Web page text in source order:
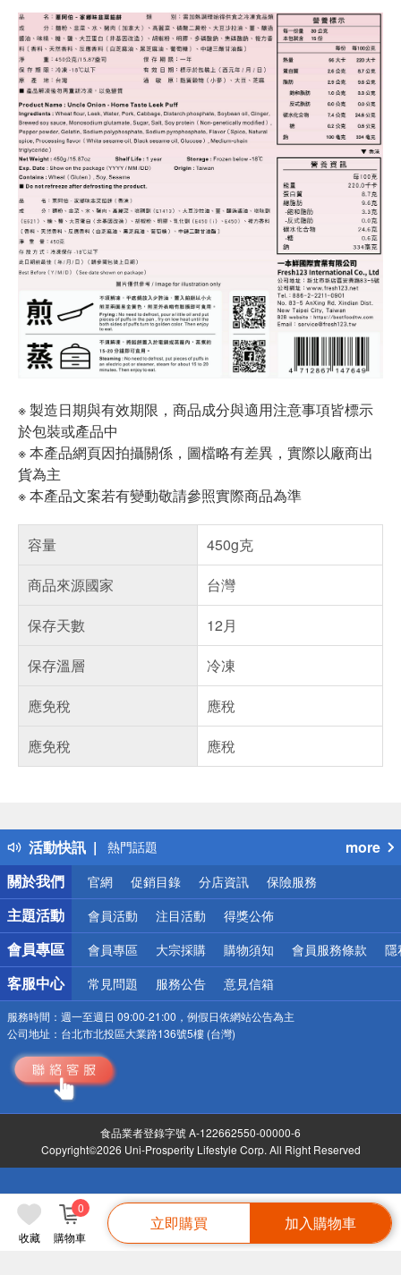
收藏 購物車
0
立即購買 加入購物車
※ 製造日期與有效期限，商品成分與適用注意事項皆標示
於包裝或產品中
※ 本產品網頁因拍攝關係，圖檔略有差異，實際以廠商出
貨為主
※ 本產品文案若有變動敬請參照實際商品為準
容量
450g克
商品來源國家
台灣
保存天數
12月
保存溫層
冷凍
應免稅
應稅
應免稅
應稅
活動快訊
得獎公告
熱門話題
銀行優惠
偏遠地區配送
詐騙網頁！請小心！
more
關於我們
官網 促銷目錄 分店資訊 保險服務
主題活動 會員活動 注目活動 得獎公佈
會員專區 會員專區 大宗採購 購物須知 會員服務條款 隱
客服中心 常見問題 服務公告 意見信箱
服務時間： 週一至週日 09:00-21:00，例假日依網站公告為主
公司地址： 台北市北投區大業路136號5樓 (台灣)
食品業者登錄字號 A-122662550-00000-6
Copyright©2026 Uni-Prosperity Lifestyle Corp. All Right Reserved